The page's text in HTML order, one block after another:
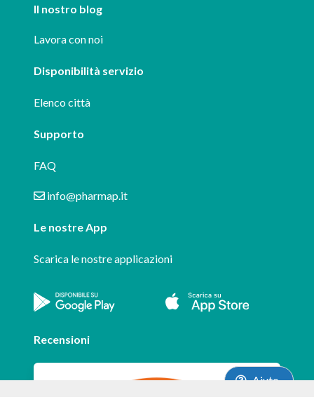
Il nostro blog
Lavora con noi
Disponibilità servizio
Elenco città
Supporto
FAQ
info@pharmap.it
Le nostre App
Scarica le nostre applicazioni
Recensioni
Aiuto